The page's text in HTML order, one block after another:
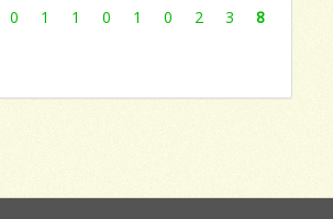
0 1 1 0 1 0 2 3 8